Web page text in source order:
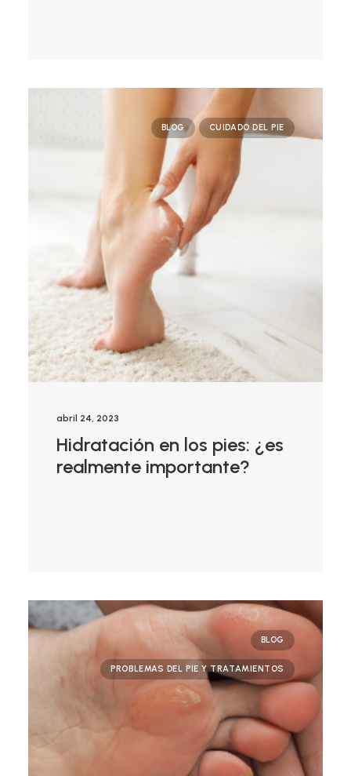
BLOG CUIDADO DEL PIE
abril 24, 2023
Hidratación en los pies: ¿es
realmente importante?
BLOG
PROBLEMAS DEL PIE Y TRATAMIENTOS